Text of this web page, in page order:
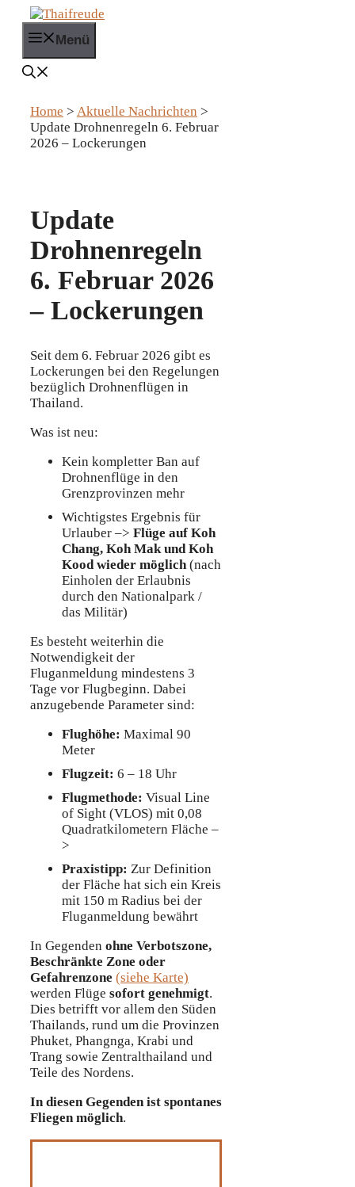
Inhalt
springenMenü
Home > Aktuelle Nachrichten >
Update Drohnenregeln 6. Februar
2026 – Lockerungen
Update
Drohnenregeln
6. Februar 2026
– Lockerungen
Seit dem 6. Februar 2026 gibt es
Lockerungen bei den Regelungen
bezüglich Drohnenflügen in
Thailand.
Was ist neu:
Kein kompletter Ban auf
Drohnenflüge in den
Grenzprovinzen mehr
Wichtigstes Ergebnis für
Urlauber –> Flüge auf Koh
Chang, Koh Mak und Koh
Kood wieder möglich(nach
Einholen der Erlaubnis
durch den Nationalpark /
das Militär)
Es besteht weiterhin die
Notwendigkeit der
Fluganmeldung mindestens 3
Tage vor Flugbeginn. Dabei
anzugebende Parameter sind:
Flughöhe: Maximal 90
Meter
Flugzeit: 6 – 18 Uhr
Flugmethode: Visual Line
of Sight (VLOS) mit 0,08
Quadratkilometern Fläche –
>
Praxistipp: Zur Definition
der Fläche hat sich ein Kreis
mit 150 m Radius bei der
Fluganmeldung bewährt
In Gegenden ohne Verbotszone,
Beschränkte Zone oder
Gefahrenzone (siehe Karte)
werden Flüge sofort genehmigt.
Dies betrifft vor allem den Süden
Thailands, rund um die Provinzen
Phuket, Phangnga, Krabi und
Trang sowie Zentralthailand und
Teile des Nordens.
In diesen Gegenden ist spontanes
Fliegen möglich.